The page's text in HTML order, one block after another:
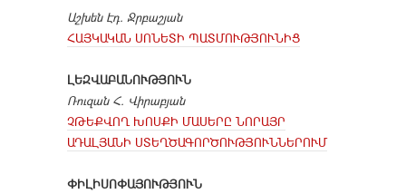
Աշխեն Էդ. Ջրբաշյան
ՀԱՅԿԱԿԱՆ ՍՈՆԵՏԻ ՊԱՏՄՈՒԹՅՈՒՆԻՑ
ԼԵԶՎԱԲԱՆՈՒԹՅՈՒՆ
Ռուզան Հ. Վիրաբյան
ՉԹԵՔՎՈՂ ԽՈՍՔԻ ՄԱՍԵՐԸ ՆՈՐԱՅՐ
ԱԴԱԼՅԱՆԻ ՍՏԵՂԾԱԳՈՐԾՈՒԹՅՈՒՆՆԵՐՈՒՄ
ՓԻԼԻՍՈՓԱՅՈՒԹՅՈՒՆ